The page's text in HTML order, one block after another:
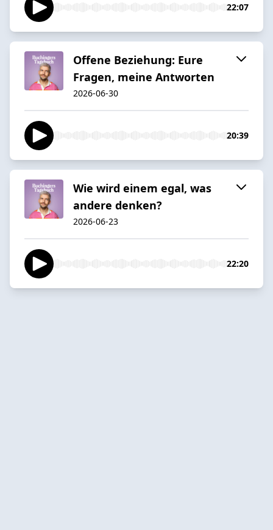
22:07
Offene Beziehung: Eure
Fragen, meine Antworten
2026-06-30
20:39
Wie wird einem egal, was
andere denken?
2026-06-23
22:20